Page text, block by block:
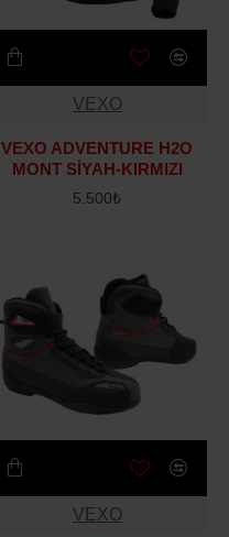
VEXO
VEXO ADVENTURE H2O
MONT SİYAH-KIRMIZI
5.500₺
VEXO